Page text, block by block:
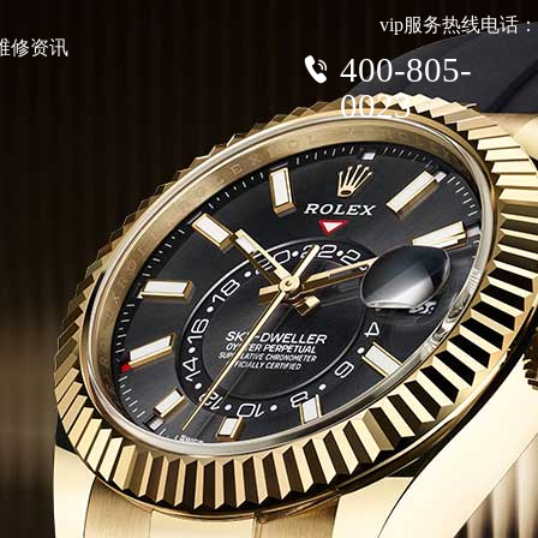
修资讯
vip服务热线电话：
400-805-
0023